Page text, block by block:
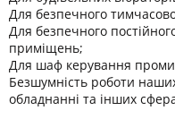
Для безпечного
Для безпечного
приміщень;
Для шаф керування
Безшумність роботи
обладнанні та інших